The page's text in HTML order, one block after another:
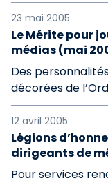
23 mai 2005
Le Mérite pour
médias (mai
Des
décorées de
12 avril 2005
Légions
dirigeants de
Pour services